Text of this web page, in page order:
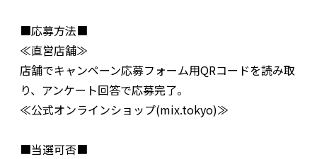
■応募方法■
≪直営店舗≫
店舗でキャンペーン応募フォーム用QRコードを読み取
り、アンケート回答で応募完了。
≪公式オンラインショップ(mix.tokyo)≫
■当選可否■